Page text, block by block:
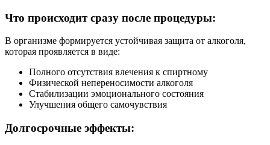
Что происходит сразу после процедуры:
В организме формируется устойчивая защита от алкоголя,
которая проявляется в виде:
Полного отсутствия влечения к спиртному
Физической непереносимости алкоголя
Стабилизации эмоционального состояния
Улучшения общего самочувствия
Долгосрочные эффекты: